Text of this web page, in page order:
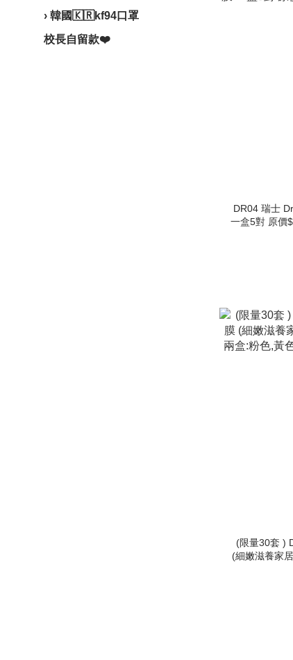
› 韓國🇰🇷kf94口罩
校長自留款❤️
DR04 瑞士
一盒5對 原價$880 $269@3 買一
(限量30套 )
(細嫩滋養家居美容套裝)